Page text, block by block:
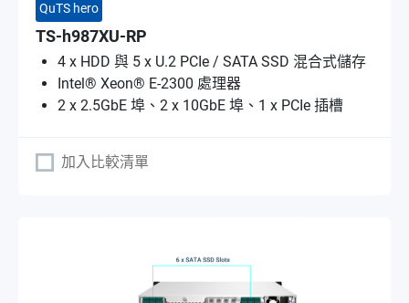
QuTS hero
TS-h987XU-RP
4 x HDD 與 5 x U.2 PCIe / SATA SSD 混合式儲存
Intel® Xeon® E-2300 處理器
2 x 2.5GbE 埠、2 x 10GbE 埠、1 x PCIe 插槽
加入比較清單